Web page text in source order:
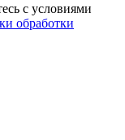
с условиями
обработки